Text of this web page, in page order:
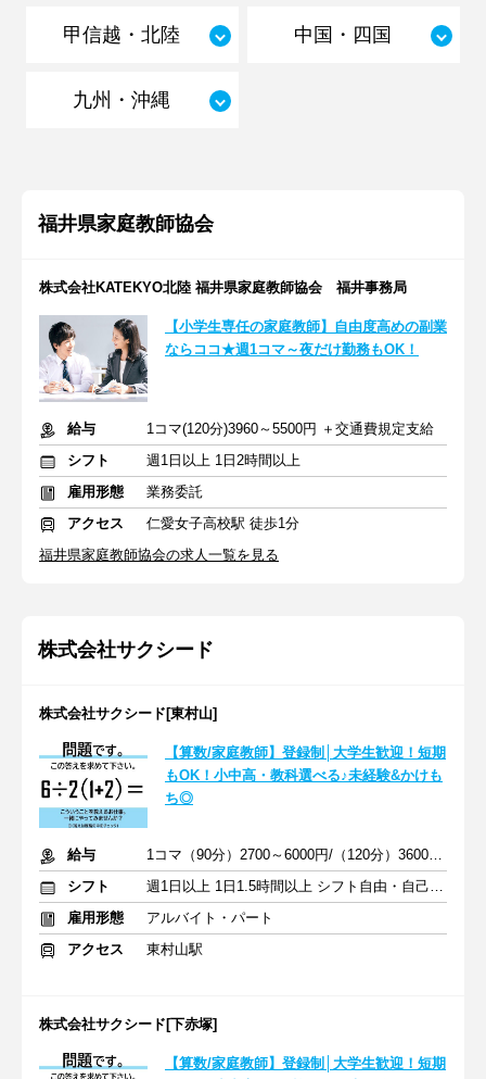
甲信越・北陸 中国・四国
九州・沖縄
福井県家庭教師協会
株式会社KATEKYO北陸 福井県家庭教師協会 福井事務局
【小学生専任の家庭教師】自由度高めの副業
ならココ★週1コマ～夜だけ勤務もOK！
給与
1コマ(120分)3960～5500円 ＋交通費規定支給
シフト
週1日以上 1日2時間以上
雇用形態
業務委託
アクセス
仁愛女子高校駅 徒歩1分
福井県家庭教師協会の求人一覧を見る
株式会社サクシード
株式会社サクシード[東村山]
【算数/家庭教師】登録制│大学生歓迎！短期
もOK！小中高・教科選べる♪未経験&かけも
ち◎
給与
1コマ（90分）2700～6000円/（120分）3600～1万2000円 +交通費
シフト
週1日以上 1日1.5時間以上 シフト自由・自己申告
雇用形態
アルバイト・パート
アクセス
東村山駅
株式会社サクシード[下赤塚]
【算数/家庭教師】登録制│大学生歓迎！短期